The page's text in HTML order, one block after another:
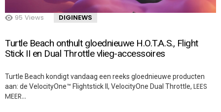
95 Views DIGINEWS
Turtle Beach onthult gloednieuwe H.O.T.A.S., Flight
Stick II en Dual Throttle vlieg-accessoires
Turtle Beach kondigt vandaag een reeks gloednieuwe producten
aan: de VelocityOne™ Flightstick II, VelocityOne Dual Throttle, LEES
MEER…